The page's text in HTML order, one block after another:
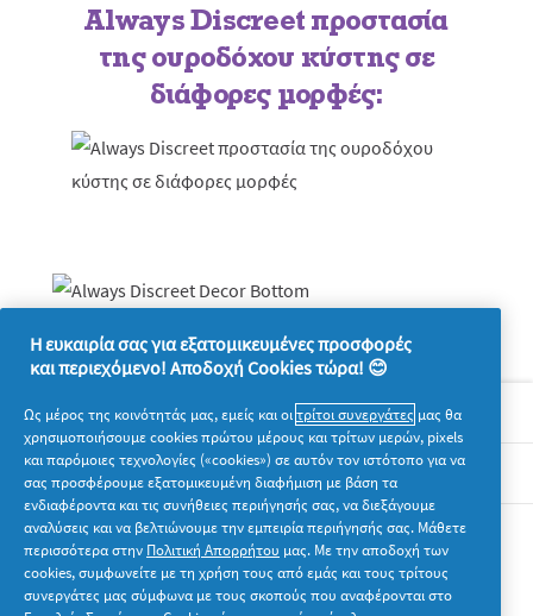
Always Discreet προστασία
της ουροδόχου κύστης σε
διάφορες μορφές:
Σχετικά με την P&G
Νομικά
Ακολουθήστε μας
Η ευκαιρία σας για εξατομικευμένες προσφορές
και περιεχόμενο! Αποδοχή Cookies τώρα! 😊
Ως μέρος της κοινότητάς μας, εμείς και οιτρίτοι συνεργάτες μας θα
χρησιμοποιήσουμε cookies πρώτου μέρους και τρίτων μερών, pixels
και παρόμοιες τεχνολογίες («cookies») σε αυτόν τον ιστότοπο για να
σας προσφέρουμε εξατομικευμένη διαφήμιση με βάση τα
ενδιαφέροντα και τις συνήθειες περιήγησής σας, να διεξάγουμε
αναλύσεις και να βελτιώνουμε την εμπειρία περιήγησής σας. Μάθετε
περισσότερα στην Πολιτική Απορρήτου μας. Με την αποδοχή των
cookies, συμφωνείτε με τη χρήση τους από εμάς και τους τρίτους
συνεργάτες μας σύμφωνα με τους σκοπούς που αναφέρονται στο